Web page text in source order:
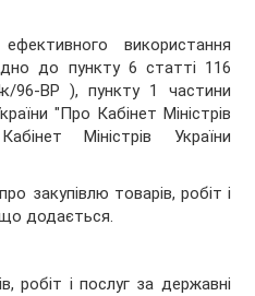
використання
до пункту 6 статті 116
96-ВР ), пункту 1 частини
"Про Кабінет Міністрів
Міністрів України
закупівлю товарів, робіт і
додається.
робіт і послуг за державні